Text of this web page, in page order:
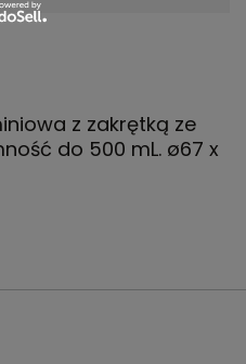
z zakrętką ze
do 500 mL. ø67 x